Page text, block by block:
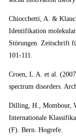
Chiocchetti, A. &
Identifikation
Störungen. Zeitschrift
101-111.
Croen, L.A. et al.
spectrum disorders.
Dilling, H., Mombour,
Internationale
(F). Bern. Hogrefe.